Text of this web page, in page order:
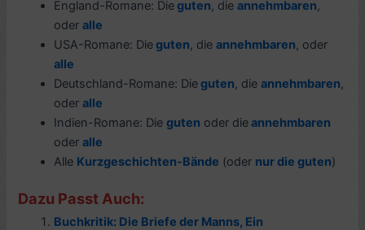
England-Romane: Dieguten, dieannehmbaren,
oderalle
USA-Romane: Dieguten, dieannehmbaren, oder
alle
Deutschland-Romane: Dieguten, dieannehmbaren,
oderalle
Indien-Romane: Dieguten oder dieannehmbaren
oderalle
Alle Kurzgeschichten-Bände (oder nur die guten)
Dazu Passt Auch:
Buchkritik: Die Briefe der Manns, Ein